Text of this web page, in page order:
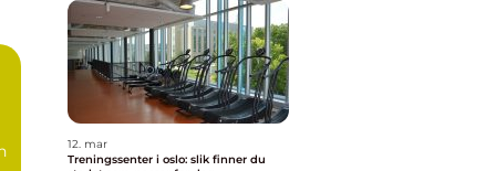
12. mar
Treningssenter i oslo: slik finner du